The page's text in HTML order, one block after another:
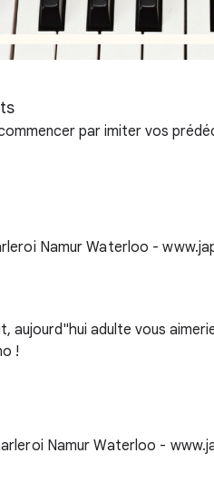
par imiter vos
adulte vous
!